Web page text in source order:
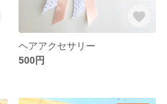
ヘアアクセサリー
500円